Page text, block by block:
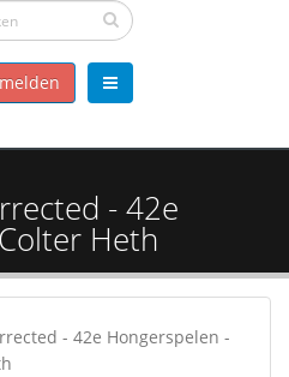
- 42e
Heth
- 42e Hongerspelen -